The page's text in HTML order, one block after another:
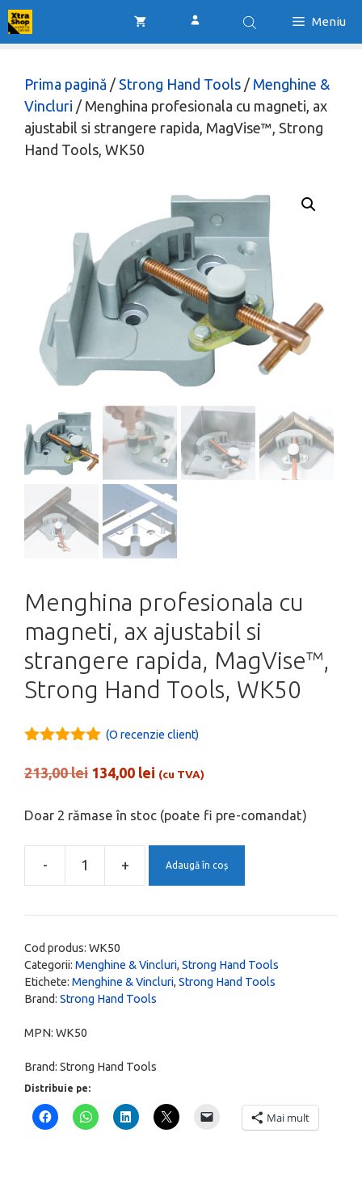
Sari
la
Meniu
Prima pagină / Strong Hand Tools / Menghine &
Vincluri / Menghina profesionala cu magneti, ax
ajustabil si strangere rapida, MagVise™, Strong
Hand Tools, WK50
Menghina profesionala cu
magneti, ax ajustabil si
strangere rapida, MagVise™,
Strong Hand Tools, WK50
5
(O recenzie client)
213,00lei Prețul
a
213,00 lei.
134,00 lei Prețul
este:
(cu TVA)
Doar 2 rămase în stoc (poate fi pre-comandat)
-
Cantitate
profesionala
magneti,
ax
ajustabil
rapida,
Strong
+ Adaugă în coș
Cod produs: WK50
Categorii: Menghine & Vincluri, Strong Hand Tools
Etichete: Menghine & Vincluri, Strong Hand Tools
Brand: Strong Hand Tools
MPN: WK50
Brand: Strong Hand Tools
Distribuie pe:
Mai mult